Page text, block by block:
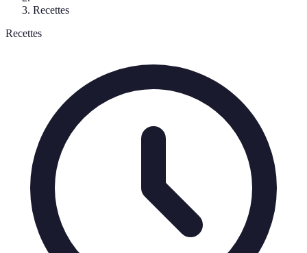
Recettes
Recettes